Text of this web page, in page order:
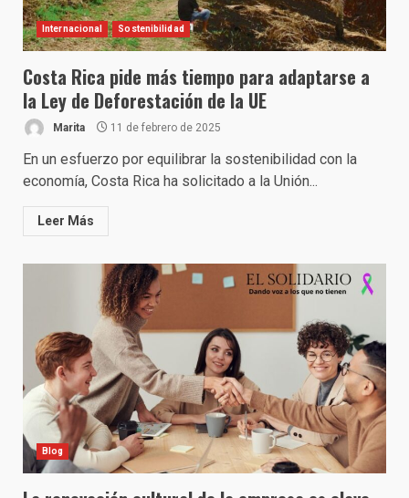
Internacional Sostenibilidad
Costa Rica pide más tiempo para adaptarse a
la Ley de Deforestación de la UE
Marita 11 de febrero de 2025
En un esfuerzo por equilibrar la sostenibilidad con la
economía, Costa Rica ha solicitado a la Unión...
Leer Más
Blog